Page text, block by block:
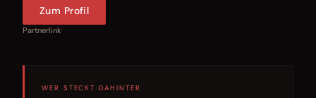
Zum Profil
Partnerlink
WER STECKT DAHINTER